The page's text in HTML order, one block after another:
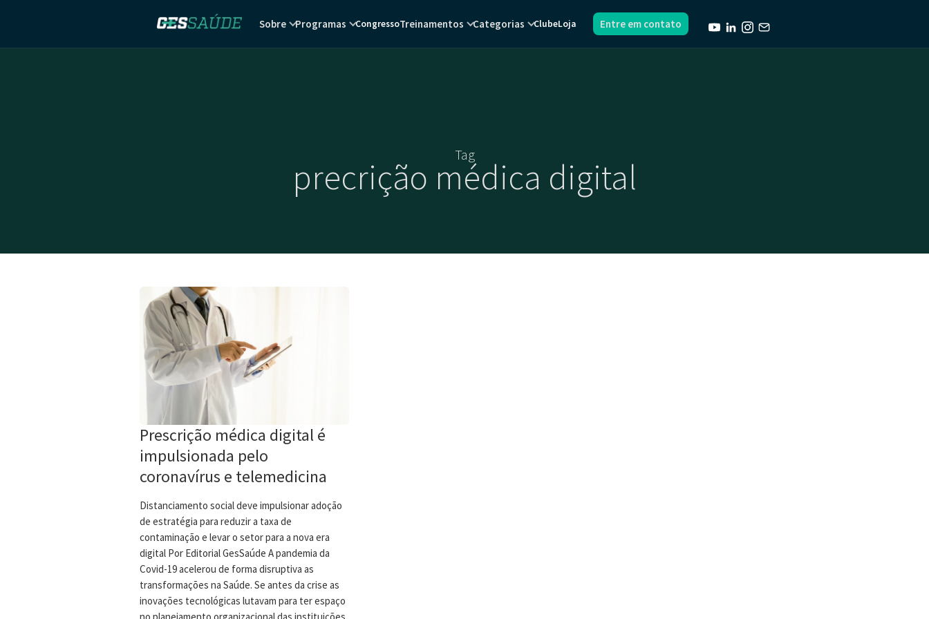
Sobre Programas CongressoTreinamentos Categorias ClubeLoja Entre em contato
Tag
precrição médica digital
Prescrição médica digital é
impulsionada pelo
coronavírus e telemedicina
Distanciamento social deve impulsionar adoção
de estratégia para reduzir a taxa de
contaminação e levar o setor para a nova era
digital Por Editorial GesSaúde A pandemia da
Covid-19 acelerou de forma disruptiva as
transformações na Saúde. Se antes da crise as
inovações tecnológicas lutavam para ter espaço